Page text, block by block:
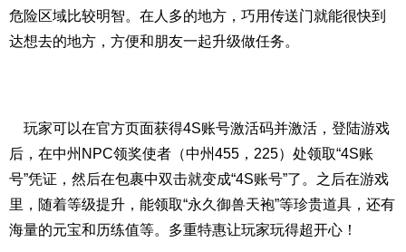
危险区域比较明智。在人多的地方，巧用传送门就能很快到
达想去的地方，方便和朋友一起升级做任务。
玩家可以在官方页面获得4S账号激活码并激活，登陆游戏
后，在中州NPC领奖使者（中州455，225）处领取“4S账
号”凭证，然后在包裹中双击就变成“4S账号”了。之后在游戏
里，随着等级提升，能领取“永久御兽天袍”等珍贵道具，还有
海量的元宝和历练值等。多重特惠让玩家玩得超开心！